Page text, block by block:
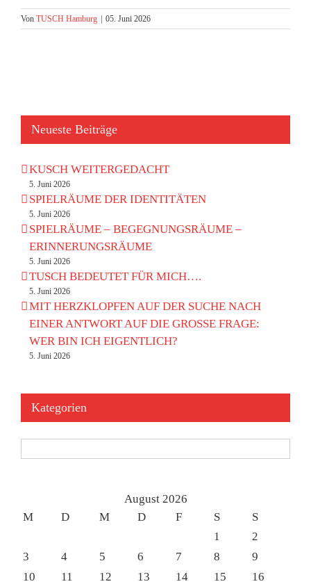
Von TUSCH Hamburg | 05. Juni 2026
Neueste Beiträge
KUSCH WEITERGEDACHT
5. Juni 2026
SPIELRÄUME DER IDENTITÄTEN
5. Juni 2026
SPIELRÄUME – BEGEGNUNGSRÄUME –
ERINNERUNGSRÄUME
5. Juni 2026
TUSCH BEDEUTET FÜR MICH….
5. Juni 2026
MIT HERZKLOPFEN AUF DER SUCHE NACH
EINER ANTWORT AUF DIE GROSSE FRAGE:
WER BIN ICH EIGENTLICH?
5. Juni 2026
Kategorien
August 2026
M
D M D F S
S
1
2
3
4 5 6 7 8
9
10
11 12 13 14 15
16